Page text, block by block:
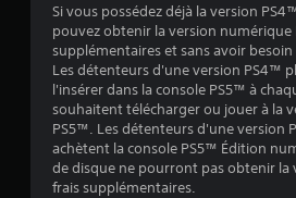
Si vous possédez déjà la version
pouvez obtenir la version numérique
supplémentaires et sans avoir
Les détenteurs d'une version PS4™
l'insérer dans la console PS5™ à
souhaitent télécharger ou jouer à la
PS5™. Les détenteurs d'une version
achètent la console PS5™ Édition
de disque ne pourront pas obtenir la
frais supplémentaires.